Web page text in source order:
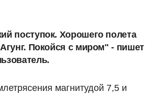
поступок. Хорошего полета
Покойся с миром" - пишет
магнитудой 7,5 и